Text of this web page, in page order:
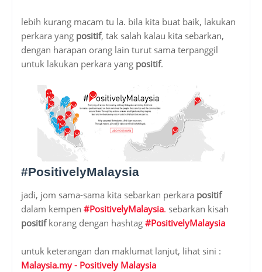
lebih kurang macam tu la. bila kita buat baik, lakukan
perkara yang positif, tak salah kalau kita sebarkan,
dengan harapan orang lain turut sama terpanggil
untuk lakukan perkara yang positif.
#PositivelyMalaysia
jadi, jom sama-sama kita sebarkan perkara positif
dalam kempen #PositivelyMalaysia. sebarkan kisah
positifkorang dengan hashtag #PositivelyMalaysia
untuk keterangan dan maklumat lanjut, lihat sini :
Malaysia.my - Positively Malaysia